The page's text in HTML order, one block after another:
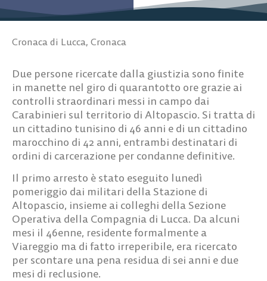
Cronaca di Lucca, Cronaca
Due persone ricercate dalla giustizia sono finite
in manette nel giro di quarantotto ore grazie ai
controlli straordinari messi in campo dai
Carabinieri sul territorio di Altopascio. Si tratta di
un cittadino tunisino di 46 anni e di un cittadino
marocchino di 42 anni, entrambi destinatari di
ordini di carcerazione per condanne definitive.
Il primo arresto è stato eseguito lunedì
pomeriggio dai militari della Stazione di
Altopascio, insieme ai colleghi della Sezione
Operativa della Compagnia di Lucca. Da alcuni
mesi il 46enne, residente formalmente a
Viareggio ma di fatto irreperibile, era ricercato
per scontare una pena residua di sei anni e due
mesi di reclusione.